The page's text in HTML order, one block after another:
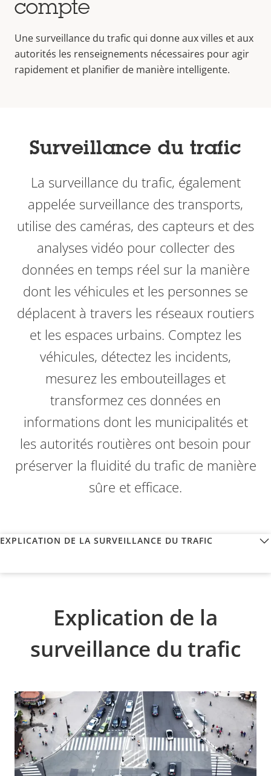
compte
Une surveillance du trafic qui donne aux villes et aux
autorités les renseignements nécessaires pour agir
rapidement et planifier de manière intelligente.
Surveillance du trafic
La surveillance du trafic, également
appelée surveillance des transports,
utilise des caméras, des capteurs et des
analyses vidéo pour collecter des
données en temps réel sur la manière
dont les véhicules et les personnes se
déplacent à travers les réseaux routiers
et les espaces urbains. Comptez les
véhicules, détectez les incidents,
mesurez les embouteillages et
transformez ces données en
informations dont les municipalités et
les autorités routières ont besoin pour
préserver la fluidité du trafic de manière
sûre et efficace.
EXPLICATION DE LA SURVEILLANCE DU TRAFIC
Explication de la
surveillance du trafic